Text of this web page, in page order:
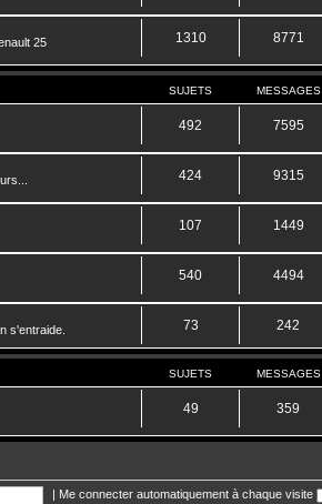
25
1310 8771
SUJETS MESSAGES
492 7595
424 9315
107 1449
540 4494
s'entraide. 73 242
SUJETS MESSAGES
49 359
Me connecter automatiquement à chaque visite